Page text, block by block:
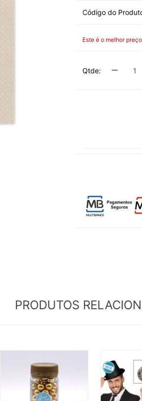
Código do
Este é o melhor
Qtde:
PRODUTOS